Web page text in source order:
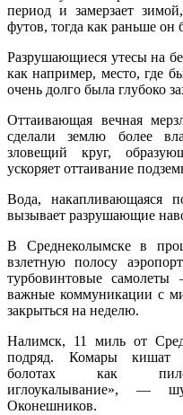
период и замерзает
футов, тогда как раньше
Разрушающиеся утесы на
как например, место, где
очень долго была глубоко
Оттаивающая вечная
сделали землю более
зловещий круг,
ускоряет оттаивание
Вода, накапливающаяся
вызывает разрушающие
В Среднеколымске в
взлетную полосу
турбовинтовые
важные коммуникации с
закрыться на неделю.
Налимск, 11 миль от
подряд. Комары кишат
болотах как
иглоукалывание», —
Оконешников.